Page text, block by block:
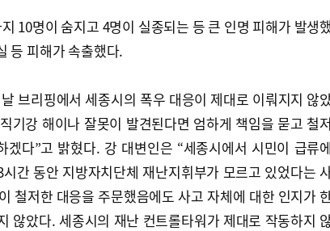
10명이 숨지고 4명이 실종되는 등 큰 인명 피해가 발생했
등 피해가 속출했다.
브리핑에서 세종시의 폭우 대응이 제대로 이뤄지지 않
기강 해이나 잘못이 발견된다면 엄하게 책임을 묻고 철저
다”고 밝혔다. 강 대변인은 “세종시에서 시민이 급류에
간 동안 지방자치단체 재난지휘부가 모르고 있었다는
철저한 대응을 주문했음에도 사고 자체에 대한 인지가
않았다. 세종시의 재난 컨트롤타워가 제대로 작동하지